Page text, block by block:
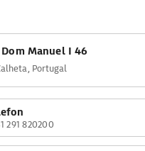
Manuel I 46
Portugal
291 820200